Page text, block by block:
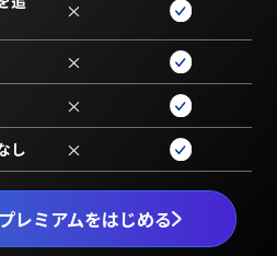
レミアムをはじめる
×
×
×
し ×